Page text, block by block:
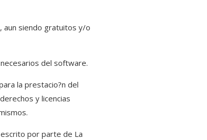
, aun siendo gratuitos y/o
del software.
la prestacio?n del
y licencias
por parte de La